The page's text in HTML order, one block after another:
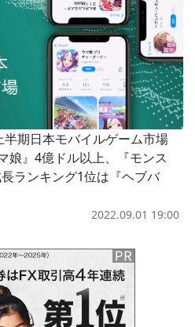
期日本モバイルゲーム市場
』4億ドル以上、『モンス
ランキング1位は『ヘブバ
2022.09.01 19:00